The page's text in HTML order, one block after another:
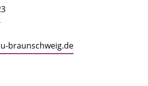
braunschweig.de